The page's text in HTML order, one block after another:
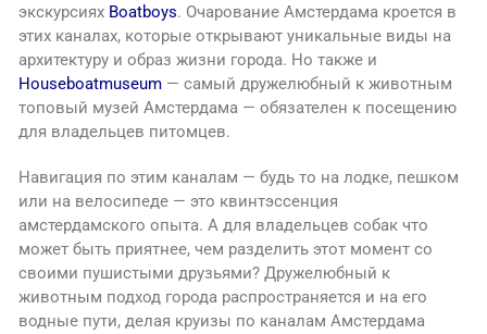
экскурсиях Boatboys. Очарование Амстердама кроется в
этих каналах, которые открывают уникальные виды на
архитектуру и образ жизни города. Но также и
Houseboatmuseum— самый дружелюбный к животным
топовый музей Амстердама — обязателен к посещению
для владельцев питомцев.
Навигация по этим каналам — будь то на лодке, пешком
или на велосипеде — это квинтэссенция
амстердамского опыта. А для владельцев собак что
может быть приятнее, чем разделить этот момент со
своими пушистыми друзьями? Дружелюбный к
животным подход города распространяется и на его
водные пути, делая круизы по каналам Амстердама